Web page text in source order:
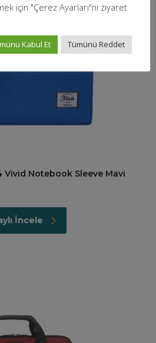
Vivid Notebook Sleeve Mavi
İncele
için "Çerez Ayarları"nı ziyaret
Kabul Et Tümünü Reddet